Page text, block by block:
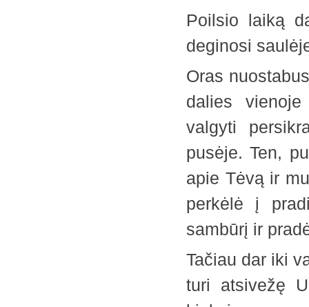
Poilsio laiką
deginosi
Oras
dalies
valgyti
pusėje. Ten,
apie Tėvą ir
perkėlė į
sambūrį ir
Tačiau dar iki
turi atsivežę